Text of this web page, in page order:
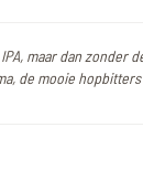
maar dan zonder
de mooie hopbitters